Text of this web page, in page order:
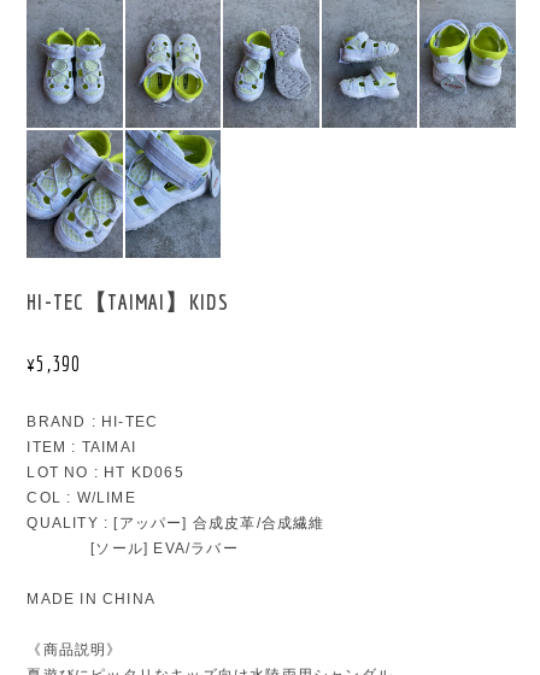
HI-TEC【TAIMAI】KIDS
¥5,390
BRAND : HI-TEC
ITEM : TAIMAI
LOT NO : HT KD065
COL : W/LIME
QUALITY : [アッパー] 合成皮革/合成繊維
[ソール] EVA/ラバー
MADE IN CHINA
《商品説明》